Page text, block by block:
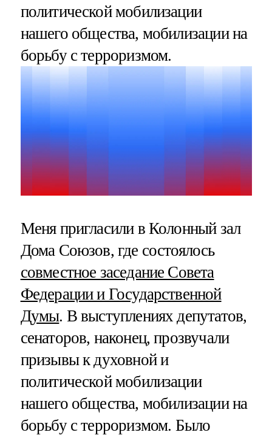
политической мобилизации
нашего общества, мобилизации на
борьбу с терроризмом.
Меня пригласили в Колонный зал
Дома Союзов, где состоялось
совместное заседание Совета
Федерации и Государственной
Думы. В выступлениях депутатов,
сенаторов, наконец, прозвучали
призывы к духовной и
политической мобилизации
нашего общества, мобилизации на
борьбу с терроризмом. Было